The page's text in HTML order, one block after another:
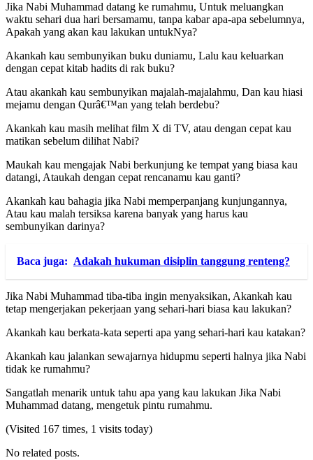
Jika Nabi Muhammad datang ke rumahmu, Untuk meluangkan
waktu sehari dua hari bersamamu, tanpa kabar apa-apa sebelumnya,
Apakah yang akan kau lakukan untukNya?
Akankah kau sembunyikan buku duniamu, Lalu kau keluarkan
dengan cepat kitab hadits di rak buku?
Atau akankah kau sembunyikan majalah-majalahmu, Dan kau hiasi
mejamu dengan Qurâ€™an yang telah berdebu?
Akankah kau masih melihat film X di TV, atau dengan cepat kau
matikan sebelum dilihat Nabi?
Maukah kau mengajak Nabi berkunjung ke tempat yang biasa kau
datangi, Ataukah dengan cepat rencanamu kau ganti?
Akankah kau bahagia jika Nabi memperpanjang kunjungannya,
Atau kau malah tersiksa karena banyak yang harus kau
sembunyikan darinya?
Baca juga: Adakah hukuman disiplin tanggung renteng?
Jika Nabi Muhammad tiba-tiba ingin menyaksikan, Akankah kau
tetap mengerjakan pekerjaan yang sehari-hari biasa kau lakukan?
Akankah kau berkata-kata seperti apa yang sehari-hari kau katakan?
Akankah kau jalankan sewajarnya hidupmu seperti halnya jika Nabi
tidak ke rumahmu?
Sangatlah menarik untuk tahu apa yang kau lakukan Jika Nabi
Muhammad datang, mengetuk pintu rumahmu.
(Visited 167 times, 1 visits today)
No related posts.